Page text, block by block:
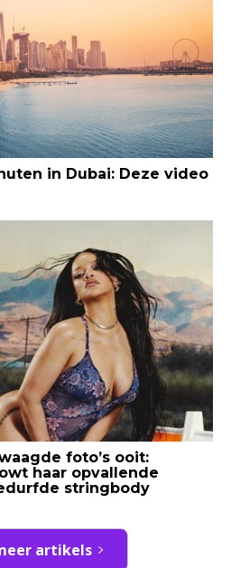
in Dubai: Deze video
foto’s ooit:
haar opvallende
stringbody
artikels